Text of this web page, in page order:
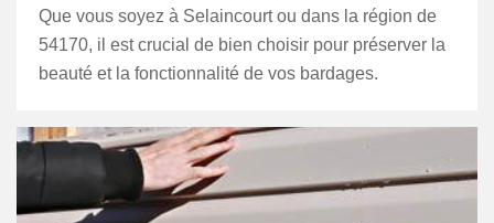
Que vous soyez à Selaincourt ou dans la région de
54170, il est crucial de bien choisir pour préserver la
beauté et la fonctionnalité de vos bardages.